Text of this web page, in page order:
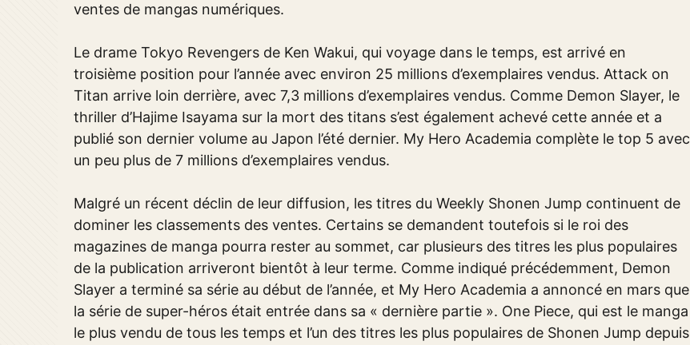
ventes de mangas numériques.
Le drame Tokyo Revengers de Ken Wakui, qui voyage dans le temps, est arrivé en
troisième position pour l’année avec environ 25 millions d’exemplaires vendus. Attack on
Titan arrive loin derrière, avec 7,3 millions d’exemplaires vendus. Comme Demon Slayer, le
thriller d’Hajime Isayama sur la mort des titans s’est également achevé cette année et a
publié son dernier volume au Japon l’été dernier. My Hero Academia complète le top 5 avec
un peu plus de 7 millions d’exemplaires vendus.
Malgré un récent déclin de leur diffusion, les titres du Weekly Shonen Jump continuent de
dominer les classements des ventes. Certains se demandent toutefois si le roi des
magazines de manga pourra rester au sommet, car plusieurs des titres les plus populaires
de la publication arriveront bientôt à leur terme. Comme indiqué précédemment, Demon
Slayer a terminé sa série au début de l’année, et My Hero Academia a annoncé en mars que
la série de super-héros était entrée dans sa « dernière partie ». One Piece, qui est le manga
le plus vendu de tous les temps et l’un des titres les plus populaires de Shonen Jump depuis